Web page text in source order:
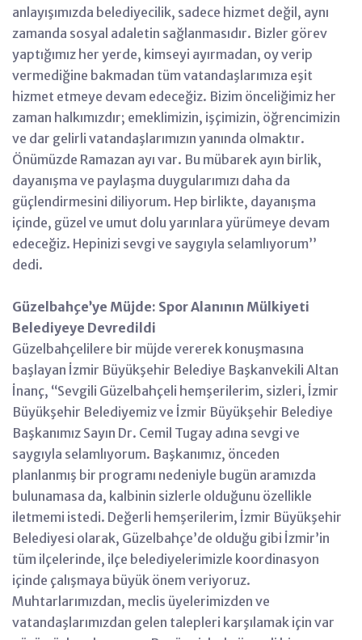
anlayışımızda belediyecilik, sadece hizmet değil, aynı
zamanda sosyal adaletin sağlanmasıdır. Bizler görev
yaptığımız her yerde, kimseyi ayırmadan, oy verip
vermediğine bakmadan tüm vatandaşlarımıza eşit
hizmet etmeye devam edeceğiz. Bizim önceliğimiz her
zaman halkımızdır; emeklimizin, işçimizin, öğrencimizin
ve dar gelirli vatandaşlarımızın yanında olmaktır.
Önümüzde Ramazan ayı var. Bu mübarek ayın birlik,
dayanışma ve paylaşma duygularımızı daha da
güçlendirmesini diliyorum. Hep birlikte, dayanışma
içinde, güzel ve umut dolu yarınlara yürümeye devam
edeceğiz. Hepinizi sevgi ve saygıyla selamlıyorum’’
dedi.
Güzelbahçe’ye Müjde: Spor Alanının Mülkiyeti
Belediyeye Devredildi
Güzelbahçelilere bir müjde vererek konuşmasına
başlayan İzmir Büyükşehir Belediye Başkanvekili Altan
İnanç, ‘‘Sevgili Güzelbahçeli hemşerilerim, sizleri, İzmir
Büyükşehir Belediyemiz ve İzmir Büyükşehir Belediye
Başkanımız Sayın Dr. Cemil Tugay adına sevgi ve
saygıyla selamlıyorum. Başkanımız, önceden
planlanmış bir programı nedeniyle bugün aramızda
bulunamasa da, kalbinin sizlerle olduğunu özellikle
iletmemi istedi. Değerli hemşerilerim, İzmir Büyükşehir
Belediyesi olarak, Güzelbahçe’de olduğu gibi İzmir’in
tüm ilçelerinde, ilçe belediyelerimizle koordinasyon
içinde çalışmaya büyük önem veriyoruz.
Muhtarlarımızdan, meclis üyelerimizden ve
vatandaşlarımızdan gelen talepleri karşılamak için var